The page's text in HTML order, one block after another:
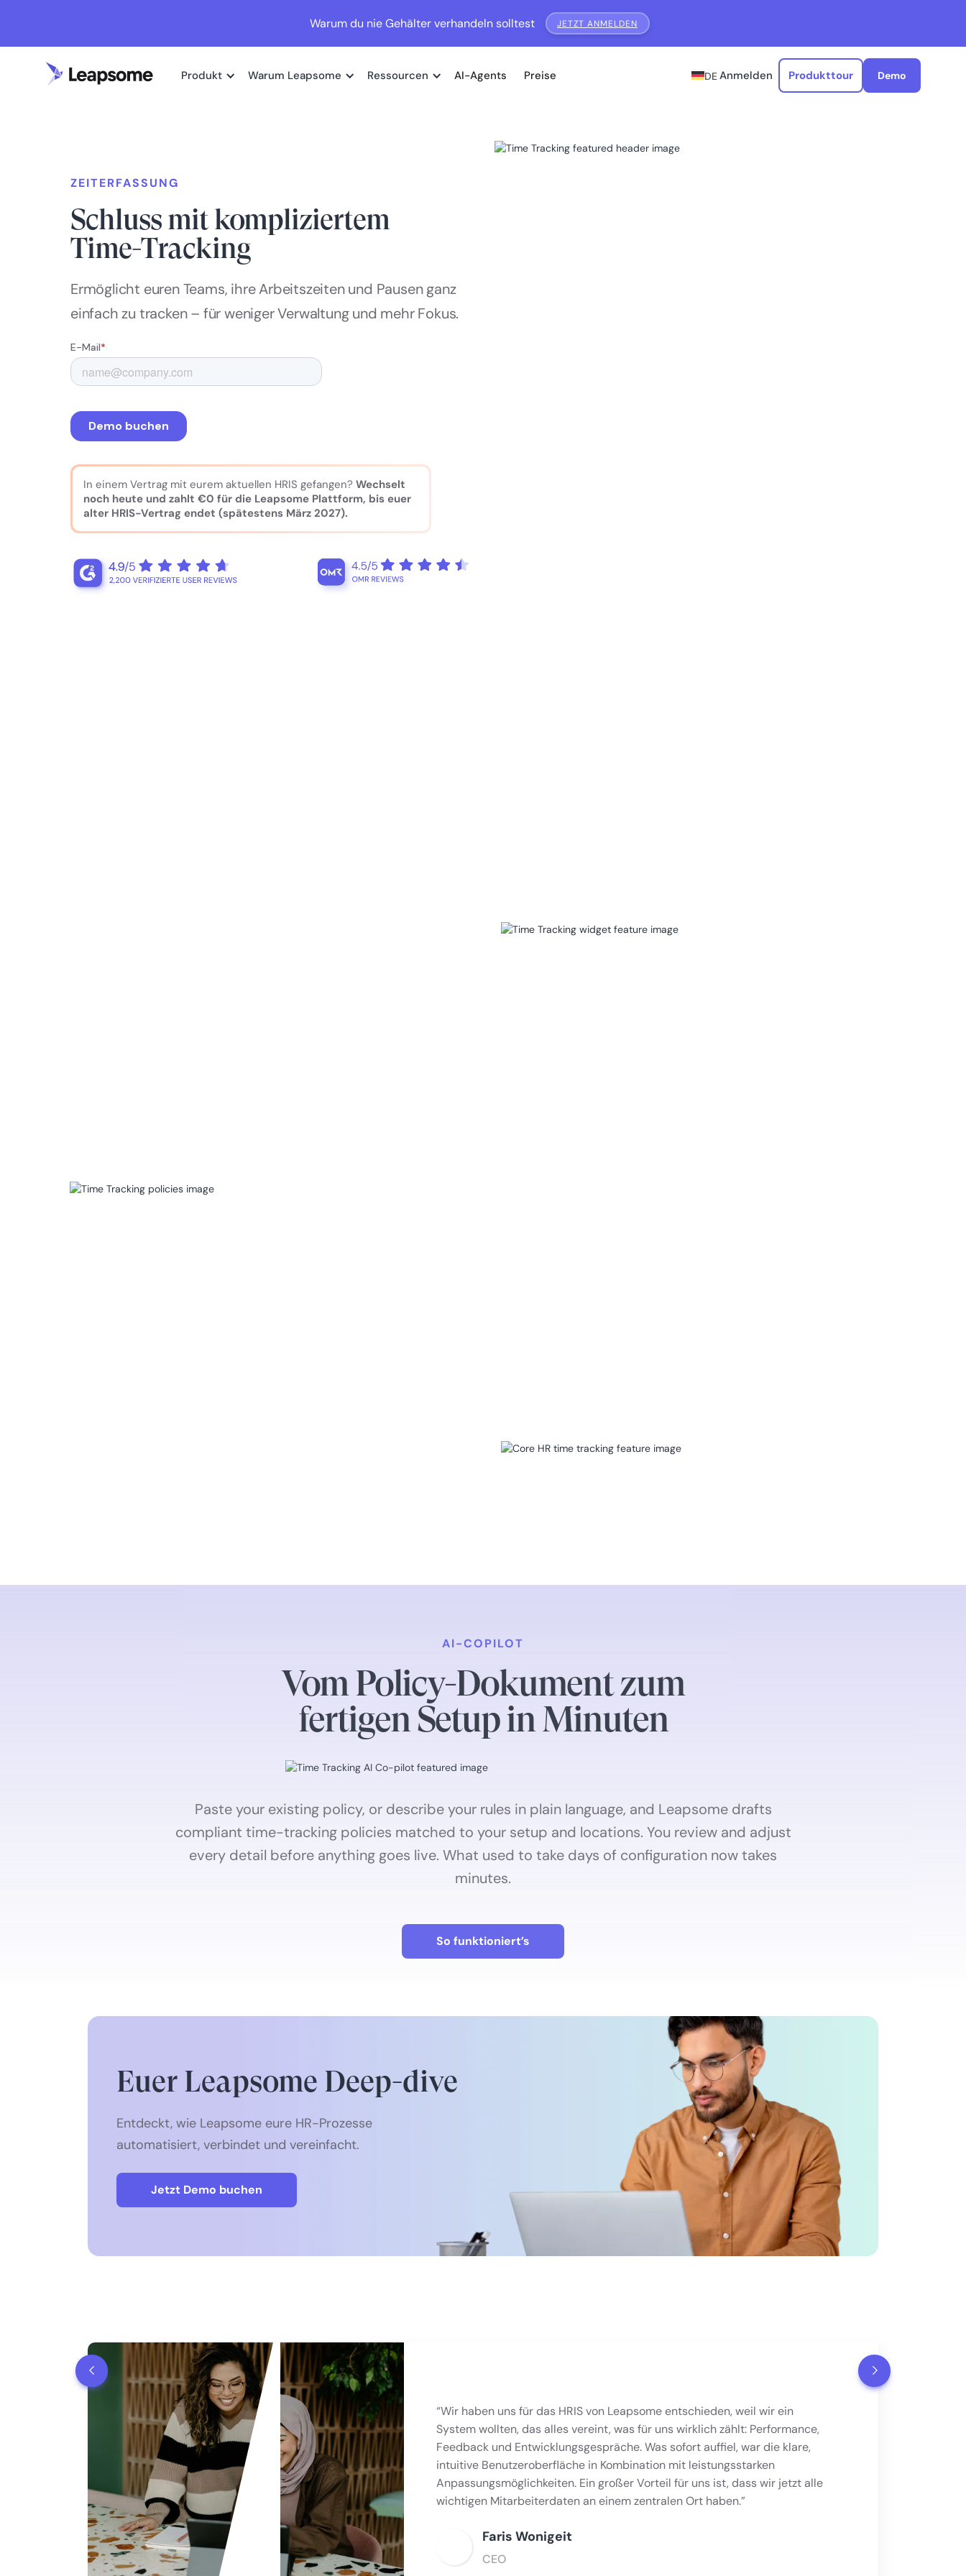
Warum du nie Gehälter verhandeln solltest JETZT ANMELDEN
Produkt Warum Leapsome Ressourcen AI-Agents Preise DEAnmelden Produkttour Demo
ZEITERFASSUNG
Schluss mit kompliziertem
Time-Tracking
Ermöglicht euren Teams, ihre Arbeitszeiten und Pausen ganz
einfach zu tracken – für weniger Verwaltung und mehr Fokus.
In einem Vertrag mit eurem aktuellen HRIS gefangen? Wechselt
noch heute und zahlt €0 für die Leapsome Plattform, bis euer
alter HRIS-Vertrag endet (spätestens März 2027).
AI-COPILOT
Vom Policy-Dokument zum
fertigen Setup in Minuten
Paste your existing policy, or describe your rules in plain language, and Leapsome drafts
compliant time-tracking policies matched to your setup and locations. You review and adjust
every detail before anything goes live. What used to take days of configuration now takes
minutes.
So funktioniert’s
Euer Leapsome Deep-dive
Entdeckt, wie Leapsome eure HR-Prozesse
automatisiert, verbindet und vereinfacht.
Jetzt Demo buchen
“Wir haben uns für das HRIS von Leapsome entschieden, weil wir ein
System wollten, das alles vereint, was für uns wirklich zählt: Performance,
Feedback und Entwicklungsgespräche. Was sofort auffiel, war die klare,
intuitive Benutzeroberfläche in Kombination mit leistungsstarken
Anpassungsmöglichkeiten. Ein großer Vorteil für uns ist, dass wir jetzt alle
wichtigen Mitarbeiterdaten an einem zentralen Ort haben.”
Faris Wonigeit
CEO